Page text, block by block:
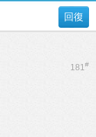
回復
181#